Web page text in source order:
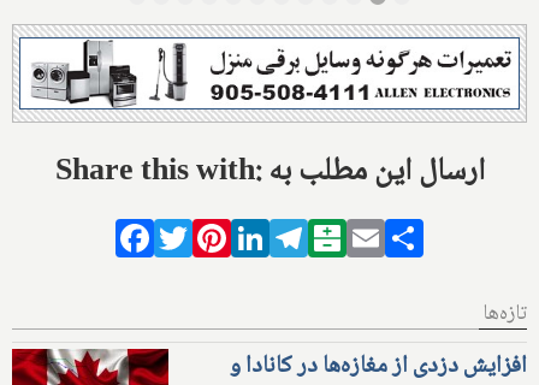
Share this with: ارسال این مطلب به
Facebook
TwitterPinterestLinkedIn
Telegram
Balatarin
Email
تازه‌ها
افزایش دزدی از مغازه‌ها در کانادا و